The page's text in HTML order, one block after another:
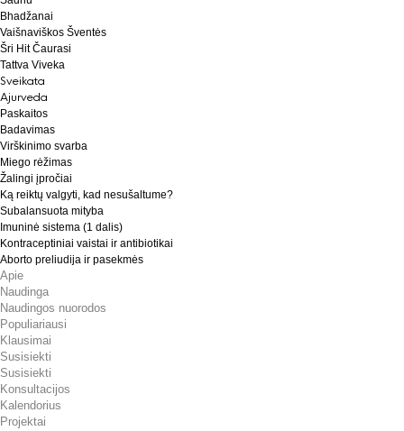
Bhadžanai
Vaišnaviškos Šventės
Šri Hit Čaurasi
Tattva Viveka
Sveikata
Ajurveda
Paskaitos
Badavimas
Virškinimo svarba
Miego rėžimas
Žalingi įpročiai
Ką reiktų valgyti, kad nesušaltume?
Subalansuota mityba
Imuninė sistema (1 dalis)
Kontraceptiniai vaistai ir antibiotikai
Aborto preliudija ir pasekmės
Apie
Naudinga
Naudingos nuorodos
Populiariausi
Klausimai
Susisiekti
Susisiekti
Konsultacijos
Kalendorius
Projektai